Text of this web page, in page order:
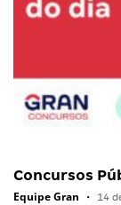
Concursos
Equipe Gran • 14